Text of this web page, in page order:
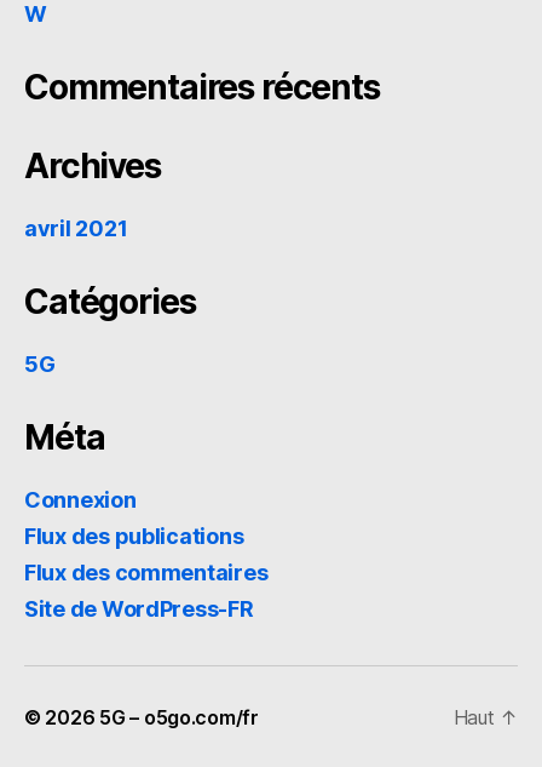
W
Commentaires récents
Archives
avril 2021
Catégories
5G
Méta
Connexion
Flux des publications
Flux des commentaires
Site de WordPress-FR
© 2026 5G – o5go.com/fr Haut ↑